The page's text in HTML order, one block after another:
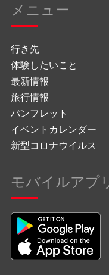
メニュー
行き先
体験したいこと
最新情報
旅行情報
パンフレット
イベントカレンダー
新型コロナウイルス
モバイルアプ